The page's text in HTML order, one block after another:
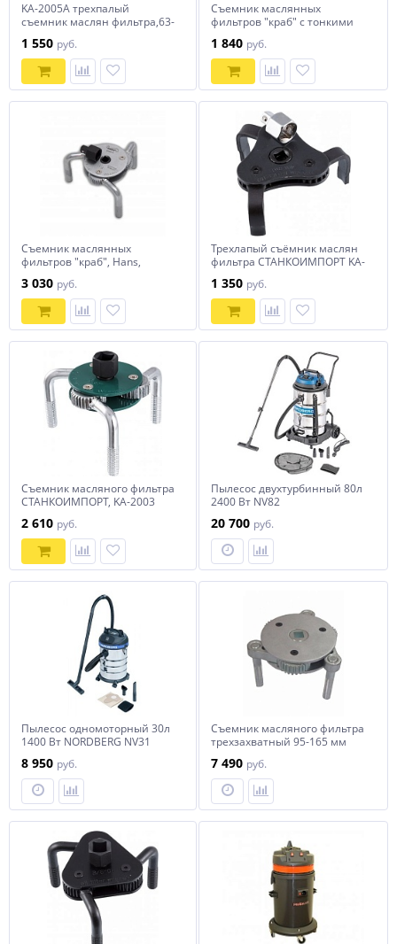
KA-2005А трехпалый
съемник маслян фильтра,63-
1 550 руб.
Съемник маслянных
фильтров "краб" с тонкими
1 840 руб.
Съемник маслянных
фильтров "краб", Hans,
3 030 руб.
Трехлапый съёмник маслян
фильтра СТАНКОИМПОРТ KA-
1 350 руб.
Съемник масляного фильтра
СТАНКОИМПОРТ, KA-2003
2 610 руб.
Пылесос двухтурбинный 80л
2400 Вт NV82
20 700 руб.
Пылесос одномоторный 30л
1400 Вт NORDBERG NV31
8 950 руб.
Съемник масляного фильтра
трехзахватный 95-165 мм
7 490 руб.